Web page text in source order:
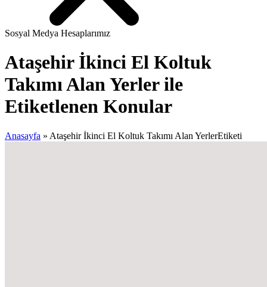
Sosyal Medya Hesaplarımız
Ataşehir İkinci El Koltuk
Takımı Alan Yerler ile
Etiketlenen Konular
Anasayfa » Ataşehir İkinci El Koltuk Takımı Alan YerlerEtiketi